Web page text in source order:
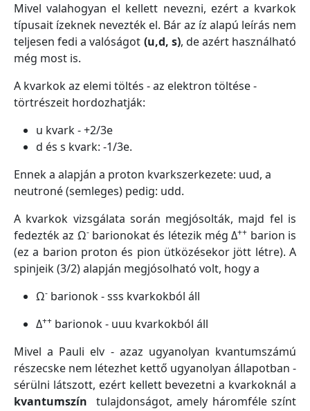
Mivel valahogyan el kellett nevezni, ezért a kvarkok
típusait ízeknek nevezték el. Bár az íz alapú leírás nem
teljesen fedi a valóságot (u,d, s), de azért használható
még most is.
A kvarkok az elemi töltés - az elektron töltése -
törtrészeit hordozhatják:
u kvark - +2/3e
d és s kvark: -1/3e.
Ennek a alapján a proton kvarkszerkezete: uud, a
neutroné (semleges) pedig: udd.
A kvarkok vizsgálata során megjósolták, majd fel is
fedezték az Ω-barionokat és létezik még Δ++ barion is
(ez a barion proton és pion ütközésekor jött létre). A
spinjeik (3/2) alapján megjósolható volt, hogy a
Ω- barionok - sss kvarkokból áll
Δ++ barionok - uuu kvarkokból áll
Mivel a Pauli elv - azaz ugyanolyan kvantumszámú
részecske nem létezhet kettő ugyanolyan állapotban -
sérülni látszott, ezért kellett bevezetni a kvarkoknál a
kvantumszín tulajdonságot, amely háromféle színt